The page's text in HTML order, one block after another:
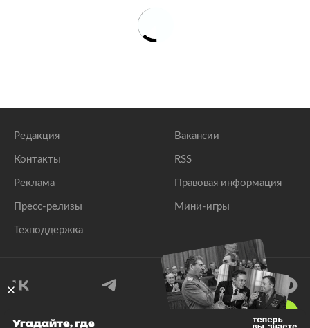
Редакция
Контакты
Реклама
Пресс-релизы
Техподдержка
Вакансии
RSS
Правовая информация
Мини-игры
Угадайте, где